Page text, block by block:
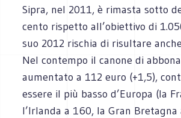
Sipra, nel 2011, è rimasta sotto
cento rispetto all’obiettivo di
suo 2012 rischia di risultare
Nel contempo il canone di
aumentato a 112 euro (+1,5),
essere il più basso d’Europa (la
l’Irlanda a 160, la Gran Bretagna